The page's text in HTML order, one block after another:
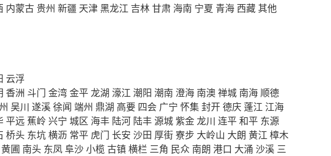
内蒙古 贵州 新疆 天津黑龙江 吉林甘肃 海南 宁夏 青海 西藏其他
云浮
香洲 斗门 金湾金平龙湖 濠江 潮阳 潮南 澄海 南澳禅城 南海 顺德
吴川 遂溪徐闻 端州 鼎湖 高要 四会 广宁 怀集封开德庆 蓬江 江海
平远 蕉岭 兴宁 城区 海丰 陆河 陆丰源城紫金龙川 连平和平 东源
桥头 东坑横沥 常平 虎门 长安 沙田 厚街寮步 大岭山 大朗 黄江 樟木
黄圃 南头 东凤阜沙小榄 古镇横栏 三角 民众 南朗 港口 大涌 沙溪 三